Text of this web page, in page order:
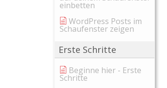
einbetten
WordPress Posts im
Schaufenster zeigen
Erste Schritte
Beginne hier - Erste
Schritte